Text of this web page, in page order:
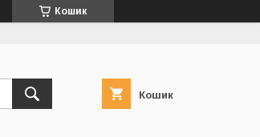
Кошик
Кошик